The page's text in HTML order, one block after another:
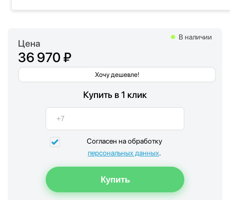
Цена
36 970 ₽
Хочу дешевле!
В наличии
Купить в 1 клик
Согласен на обработку
персональных данных.